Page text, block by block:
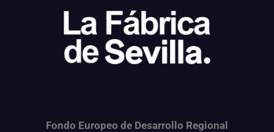
Fondo Europeo de Desarrollo Regional